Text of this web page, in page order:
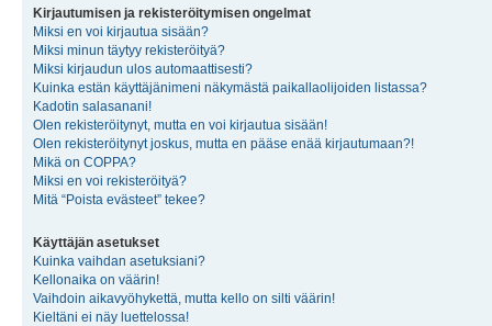
Kirjautumisen ja rekisteröitymisen ongelmat
Miksi en voi kirjautua sisään?
Miksi minun täytyy rekisteröityä?
Miksi kirjaudun ulos automaattisesti?
Kuinka estän käyttäjänimeni näkymästä paikallaolijoiden listassa?
Kadotin salasanani!
Olen rekisteröitynyt, mutta en voi kirjautua sisään!
Olen rekisteröitynyt joskus, mutta en pääse enää kirjautumaan?!
Mikä on COPPA?
Miksi en voi rekisteröityä?
Mitä “Poista evästeet” tekee?
Käyttäjän asetukset
Kuinka vaihdan asetuksiani?
Kellonaika on väärin!
Vaihdoin aikavyöhykettä, mutta kello on silti väärin!
Kieltäni ei näy luettelossa!